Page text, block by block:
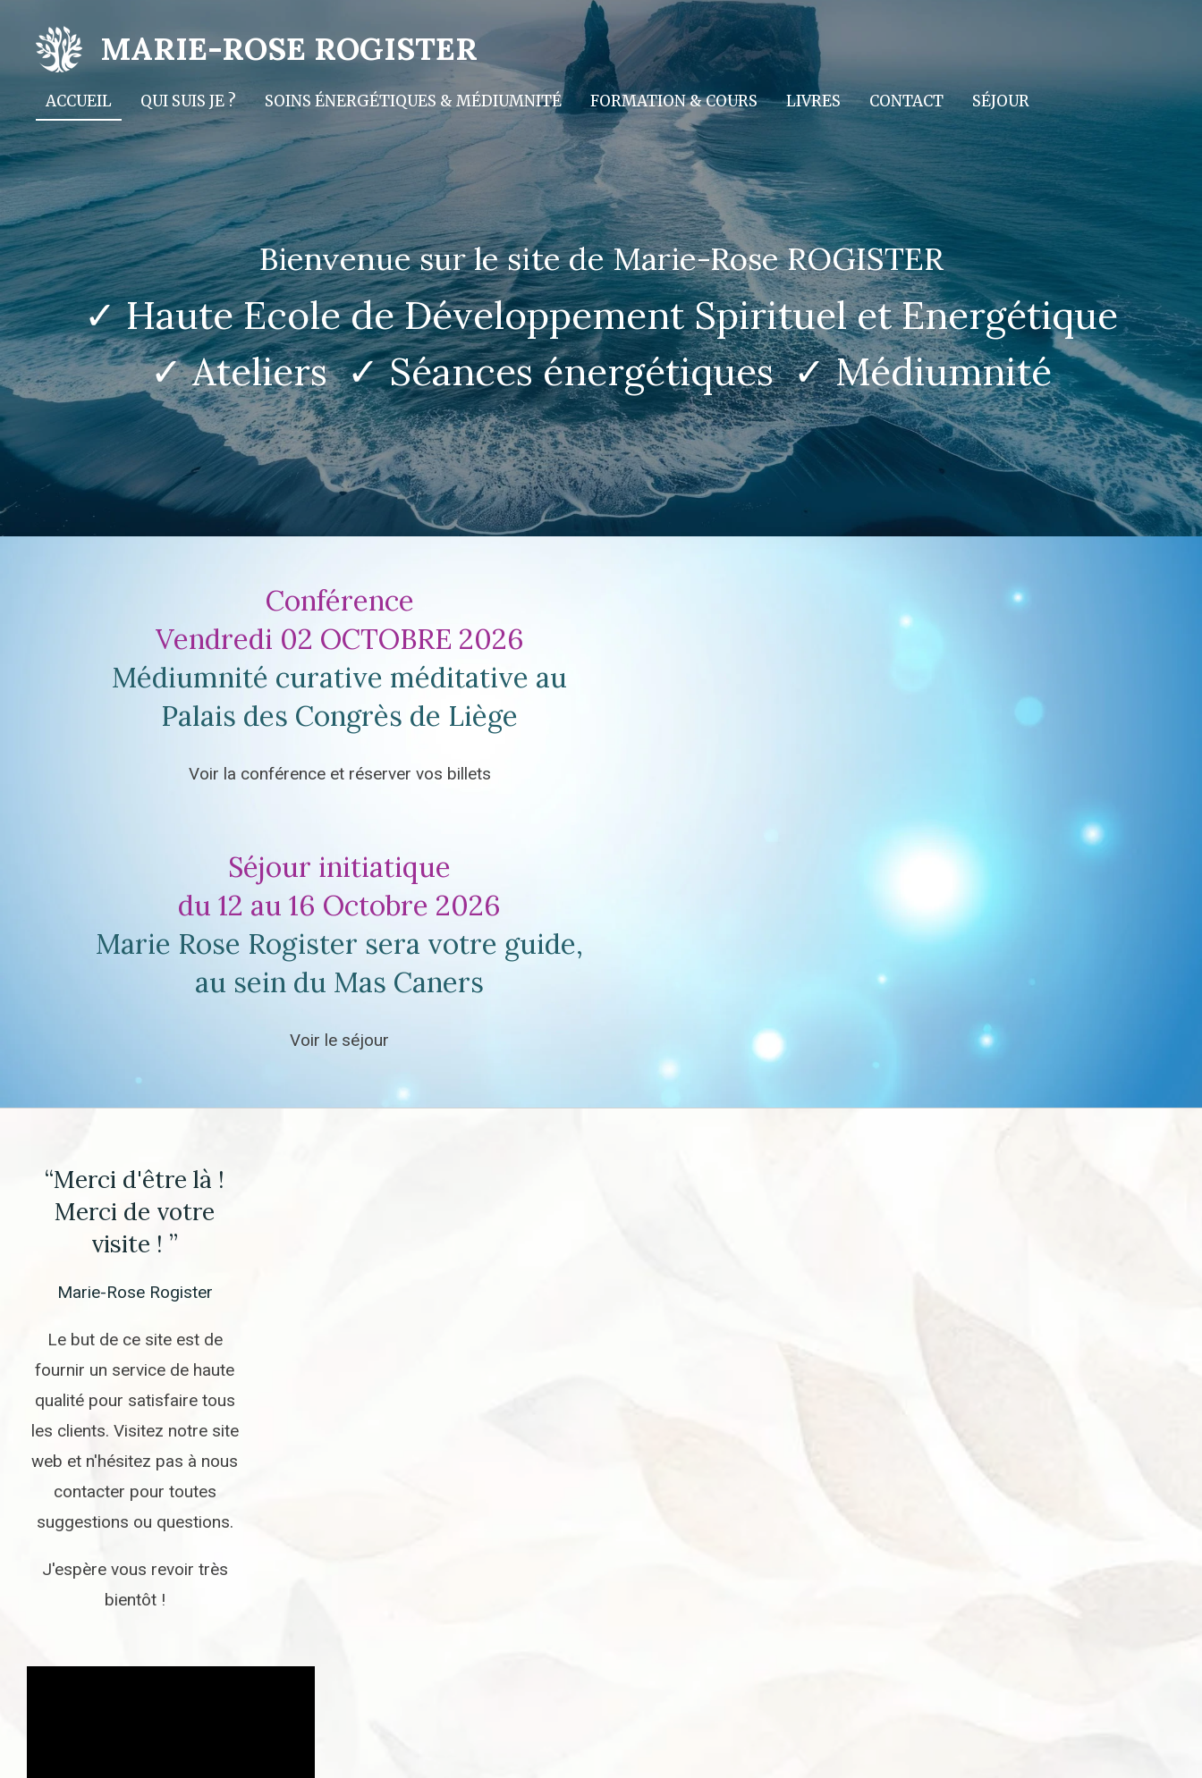
Passer
principal
MARIE-ROSE ROGISTER
ACCUEIL QUI SUIS JE ? SOINS ÉNERGÉTIQUES & MÉDIUMNITÉ FORMATION & COURS LIVRES CONTACT SÉJOUR
Bienvenue sur le site de Marie-RoseROGISTER
✓ Haute Ecole de Développement Spirituel et Energétique
✓ Ateliers ✓ Séances énergétiques ✓ Médiumnité
Conférence
Vendredi 02 OCTOBRE 2026
Médiumnité curative méditative au
Palais des Congrès de Liège
Voir la conférence et réserver vos billets
Séjour initiatique
du 12 au 16 Octobre 2026
Marie Rose Rogister sera votre guide,
au sein du Mas Caners
Voir le séjour
“Merci d'être là !
Merci de votre
visite ! ”
Marie-Rose Rogister
Le but de ce site est de
fournir un service de haute
qualité pour satisfaire tous
les clients. Visitez notre site
web et n'hésitez pas à nous
contacter pour toutes
suggestions ou questions.
J'espère vous revoir très
bientôt !